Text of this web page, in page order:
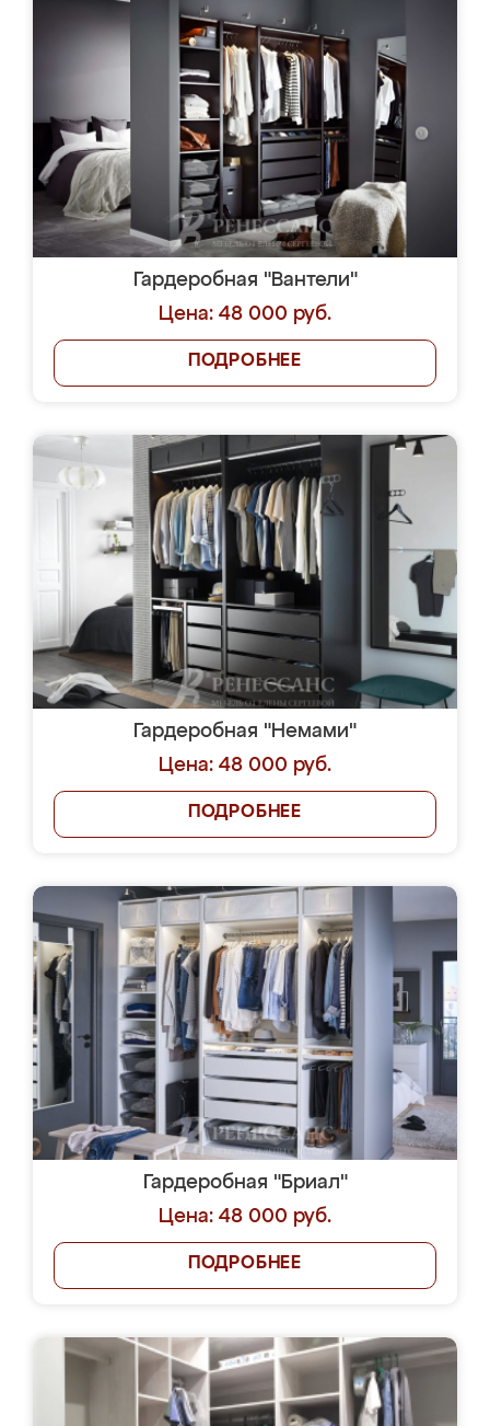
Гардеробная "Вантели"
Цена: 48 000 руб.
ПОДРОБНЕЕ
Гардеробная "Немами"
Цена: 48 000 руб.
ПОДРОБНЕЕ
Гардеробная "Бриал"
Цена: 48 000 руб.
ПОДРОБНЕЕ